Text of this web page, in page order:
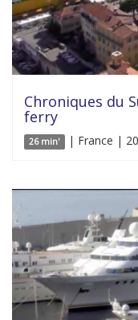
Chroniques du
ferry
26 min' | France |